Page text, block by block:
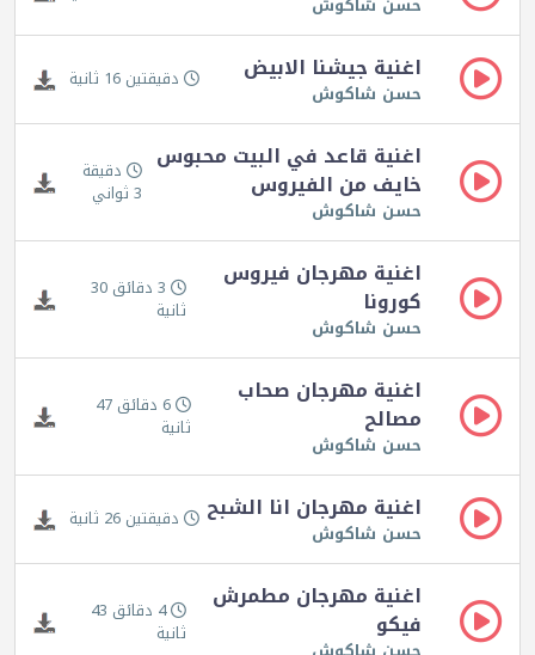
اغنية جيشنا الابيض
حسن شاكوش دقيقتين 16 ثانية
اغنية قاعد في البيت محبوس
خايف من الفيروس
حسن شاكوش
دقيقة
3 ثواني
اغنية مهرجان فيروس
كورونا
حسن شاكوش
3 دقائق 30
ثانية
اغنية مهرجان صحاب
مصالح
حسن شاكوش
6 دقائق 47
ثانية
اغنية مهرجان انا الشبح
حسن شاكوش دقيقتين 26 ثانية
اغنية مهرجان مطمرش
فيكو 4 دقائق 43
ثانية